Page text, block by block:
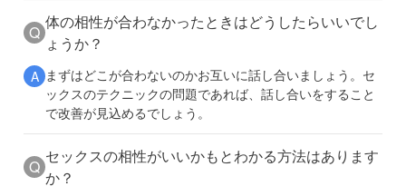
Q
体の相性が合わなかったときはどうしたらいいでし
ょうか？
A まずはどこが合わないのかお互いに話し合いましょう。セ
ックスのテクニックの問題であれば、話し合いをすること
で改善が見込めるでしょう。
Q
セックスの相性がいいかもとわかる方法はあります
か？